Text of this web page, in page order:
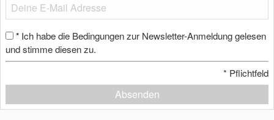
* Ich habe die Bedingungen zur Newsletter-Anmeldung gelesen
und stimme diesen zu.
* Pflichtfeld
Absenden